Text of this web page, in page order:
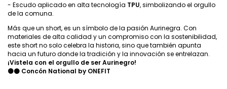
- Escudo aplicado en alta tecnología TPU, simbolizando el orgullo
de la comuna.
Más que un short, es un símbolo de la pasión Aurinegra. Con
materiales de alta calidad y un compromiso con la sostenibilidad,
este short no solo celebra la historia, sino que también apunta
hacia un futuro donde la tradición y la innovación se entrelazan.
¡Vistela con el orgullo de ser Aurinegro!
🟡⚫ Concón National by ONEFIT